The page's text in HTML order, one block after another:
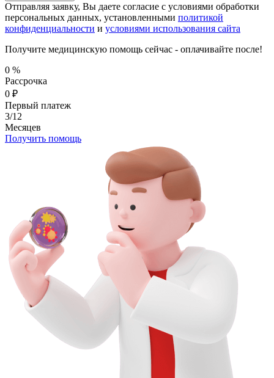
Отправляя заявку, Вы даете согласие с условиями обработки
персональных данных, установленными политикой
конфиденциальности и условиями использования сайта
Получите медицинскую помощь сейчас - оплачивайте после!
0 %
Рассрочка
0 ₽
Первый платеж
3/12
Месяцев
Получить помощь